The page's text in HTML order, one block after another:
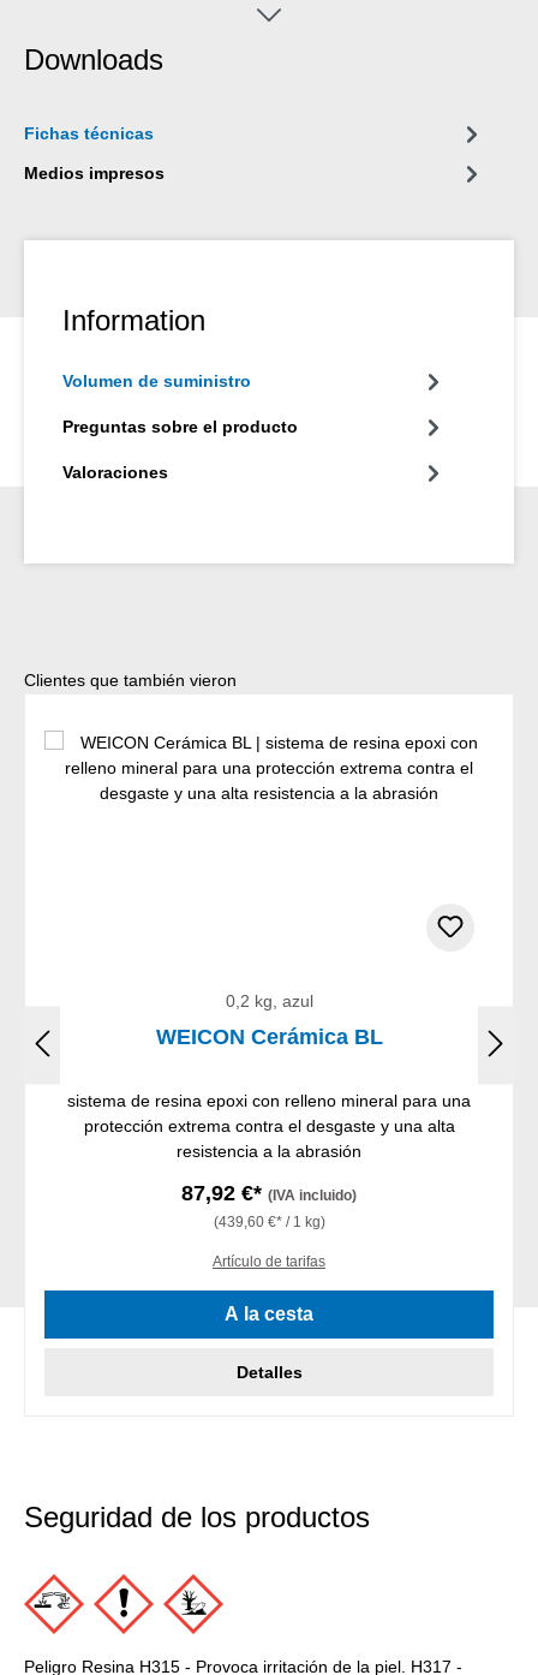
Downloads
Fichas técnicas
Medios impresos
Information
Volumen de suministro
Preguntas sobre el producto
Valoraciones
Omitir la galería de productos
Clientes que también vieron
0,2 kg, azul
WEICON Cerámica BL
sistema de resina epoxi con relleno mineral para una
protección extrema contra el desgaste y una alta
resistencia a la abrasión
87,92 €* (IVA incluido)
(439,60 €* / 1 kg)
Artículo de tarifas
A la cesta
Detalles
Seguridad de los productos
Peligro Resina H315 - Provoca irritación de la piel. H317 -